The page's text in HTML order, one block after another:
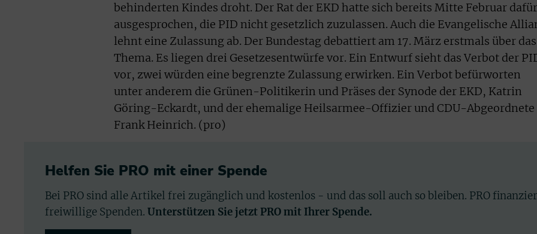
behinderten Kindes droht. Der Rat der EKD hatte sich bereits Mitte Februar dafür
ausgesprochen, die PID nicht gesetzlich zuzulassen. Auch die Evangelische
lehnt eine Zulassung ab. Der Bundestag debattiert am 17. März erstmals über das
Thema. Es liegen drei Gesetzesentwürfe vor. Ein Entwurf sieht das Verbot der
vor, zwei würden eine begrenzte Zulassung erwirken. Ein Verbot befürworten
unter anderem die Grünen-Politikerin und Präses der Synode der EKD, Katrin
Göring-Eckardt, und der ehemalige Heilsarmee-Offizier und CDU-Abgeordnete
Frank Heinrich. (pro)
Helfen Sie PRO mit einer Spende
Bei PRO sind alle Artikel frei zugänglich und kostenlos - und das soll auch so bleiben. PRO
freiwillige Spenden. Unterstützen Sie jetzt PRO mit Ihrer Spende.